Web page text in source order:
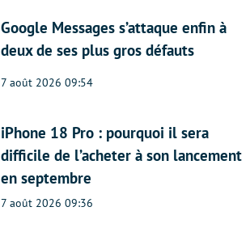
Google Messages s’attaque enfin à
deux de ses plus gros défauts
7 août 2026 09:54
iPhone 18 Pro : pourquoi il sera
difficile de l’acheter à son lancement
en septembre
7 août 2026 09:36